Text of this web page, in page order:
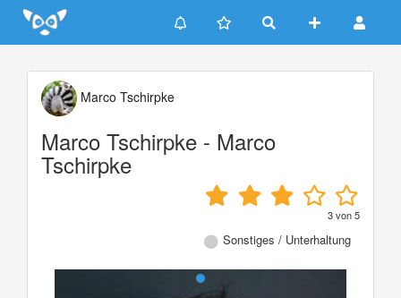
Update cookies preferences
Marco Tschirpke
Marco Tschirpke - Marco
Tschirpke
3von5
Sonstiges / Unterhaltung